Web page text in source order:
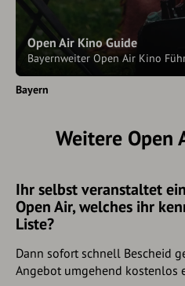
Open Air Kino Guide
Bayernweiter Open Air Kino
Bayern
Weitere Open
Ihr selbst veranstaltet
Open Air, welches ihr
Liste?
Dann sofort schnell Bescheid
Angebot umgehend kostenlos